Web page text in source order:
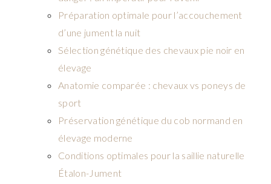
Préparation optimale pour l’accouchement
d’une jument la nuit
Sélection génétique des chevaux pie noir en
élevage
Anatomie comparée : chevaux vs poneys de
sport
Préservation génétique du cob normand en
élevage moderne
Conditions optimales pour la saillie naturelle
Étalon-Jument